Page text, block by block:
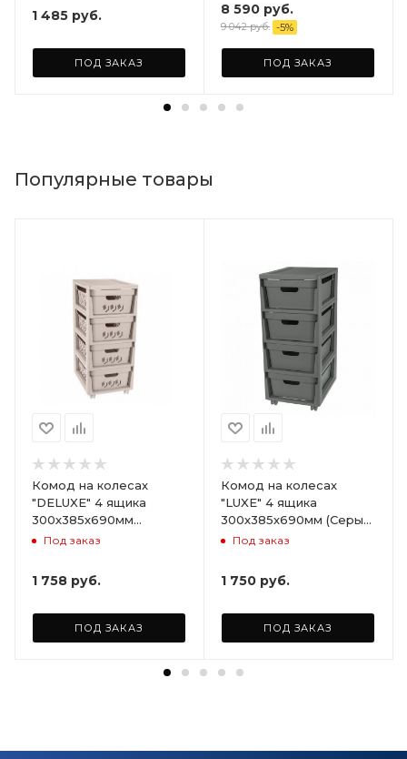
1 485 руб.
ПОД ЗАКАЗ
8 590 руб.
9 042руб. -5%
ПОД ЗАКАЗ
Популярные товары
Комод на колесах
"DELUXE" 4 ящика
300х385х690мм
(Светло-бежевый)
Под заказ
1 758 руб.
ПОД ЗАКАЗ
Комод на колесах
"LUXE" 4 ящика
300х385х690мм (Серый)
ARD258086
Под заказ
1 750 руб.
ПОД ЗАКАЗ